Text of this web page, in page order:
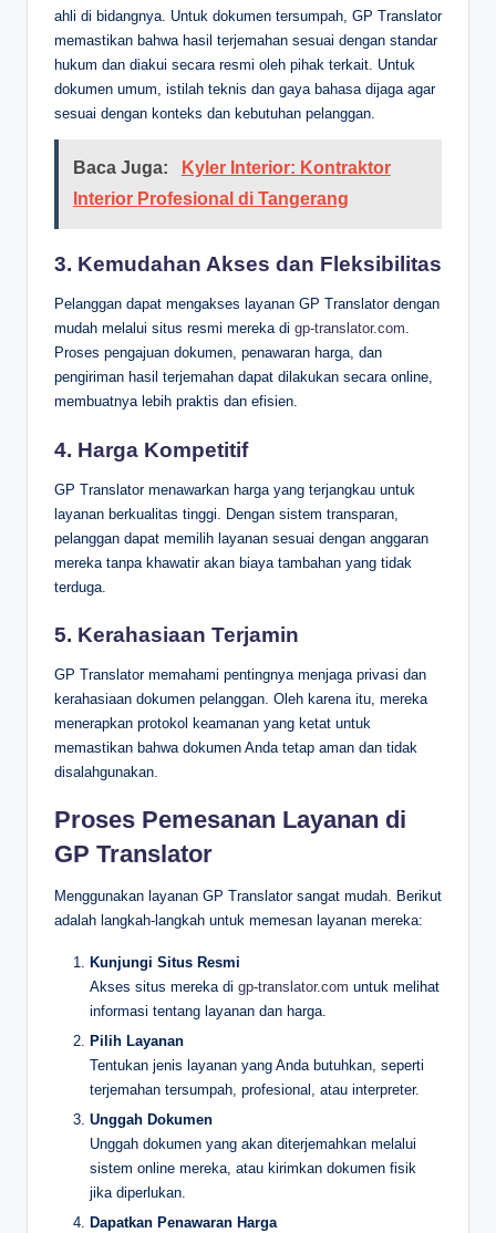
ahli di bidangnya. Untuk dokumen tersumpah, GP Translator
memastikan bahwa hasil terjemahan sesuai dengan standar
hukum dan diakui secara resmi oleh pihak terkait. Untuk
dokumen umum, istilah teknis dan gaya bahasa dijaga agar
sesuai dengan konteks dan kebutuhan pelanggan.
Baca Juga:
Kyler Interior: Kontraktor
Interior Profesional di Tangerang
3. Kemudahan Akses dan Fleksibilitas
Pelanggan dapat mengakses layanan GP Translator dengan
mudah melalui situs resmi mereka di gp-translator.com.
Proses pengajuan dokumen, penawaran harga, dan
pengiriman hasil terjemahan dapat dilakukan secara online,
membuatnya lebih praktis dan efisien.
4. Harga Kompetitif
GP Translator menawarkan harga yang terjangkau untuk
layanan berkualitas tinggi. Dengan sistem transparan,
pelanggan dapat memilih layanan sesuai dengan anggaran
mereka tanpa khawatir akan biaya tambahan yang tidak
terduga.
5. Kerahasiaan Terjamin
GP Translator memahami pentingnya menjaga privasi dan
kerahasiaan dokumen pelanggan. Oleh karena itu, mereka
menerapkan protokol keamanan yang ketat untuk
memastikan bahwa dokumen Anda tetap aman dan tidak
disalahgunakan.
Proses Pemesanan Layanan di
GP Translator
Menggunakan layanan GP Translator sangat mudah. Berikut
adalah langkah-langkah untuk memesan layanan mereka:
Kunjungi Situs Resmi
Akses situs mereka di gp-translator.com untuk melihat
informasi tentang layanan dan harga.
Pilih Layanan
Tentukan jenis layanan yang Anda butuhkan, seperti
terjemahan tersumpah, profesional, atau interpreter.
Unggah Dokumen
Unggah dokumen yang akan diterjemahkan melalui
sistem online mereka, atau kirimkan dokumen fisik
jika diperlukan.
Dapatkan Penawaran Harga